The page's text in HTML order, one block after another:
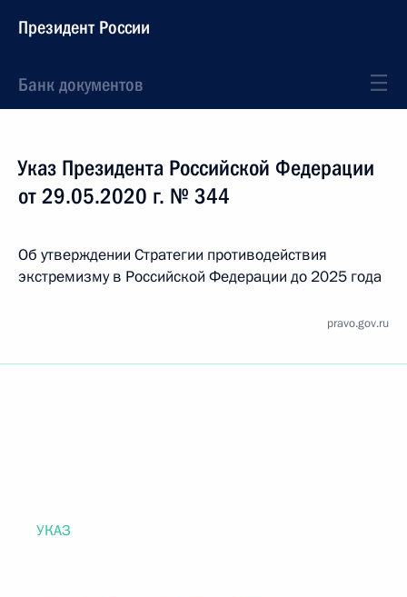
Президент России
Банк документов
Указ Президента Российской Федерации
от 29.05.2020 г. № 344
Об утверждении Стратегии противодействия
экстремизму в Российской Федерации до 2025 года
pravo.gov.ru
УКАЗ